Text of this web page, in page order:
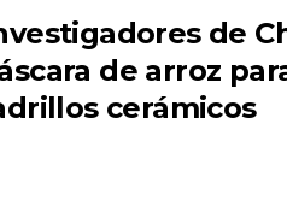
de
de arroz
cerámicos